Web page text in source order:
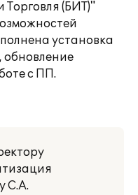
Торговля (БИТ)"
установка
обновление
с ПП.
С.А.